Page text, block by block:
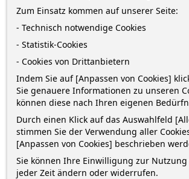
Sofort kaufenund erhalte die
Dienstag 11 AugustundDonnerstag 13
BESCHREIBUNG
ARTIKELDETAILS
Zum Einsatz kommen auf unserer Seite:
- Technisch notwendige Cookies
- Statistik-Cookies
- Cookies von Drittanbietern
Indem Sie auf [Anpassen von Cookies]
Sie genauere Informationen zu unseren
können diese nach Ihren eigenen
Durch einen Klick auf das Auswahlfeld
stimmen Sie der Verwendung aller
[Anpassen von Cookies] beschrieben
Sie können Ihre Einwilligung zur Nutzung
jeder Zeit ändern oder widerrufen.